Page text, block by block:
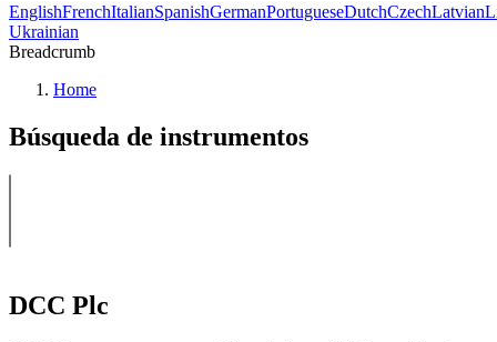
EnglishFrenchItalianSpanishGermanPortugueseDutchCzechLatvian
Ukrainian
Breadcrumb
Home
Búsqueda de instrumentos
DCC Plc